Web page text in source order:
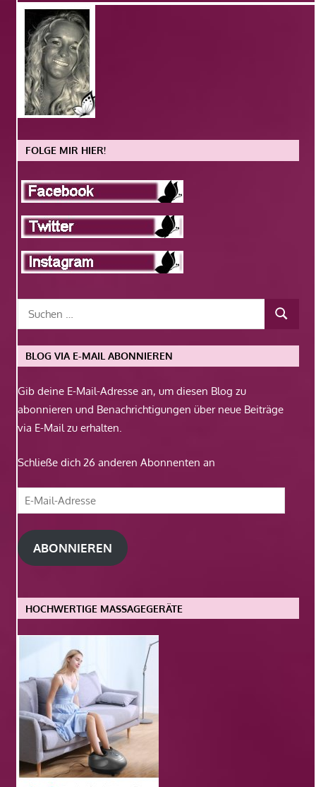
FOLGE MIR HIER!
BLOG VIA E-MAIL ABONNIEREN
Gib deine E-Mail-Adresse an, um diesen Blog zu
abonnieren und Benachrichtigungen über neue Beiträge
via E-Mail zu erhalten.
Schließe dich 26 anderen Abonnenten an
E-
Mail-
Adresse
ABONNIEREN
HOCHWERTIGE MASSAGEGERÄTE